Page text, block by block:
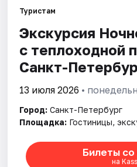
Города
Площадки
Артисты
Рейтинги
Туристам
Экскурсия
с теплоходной
Санкт-
13 июля 2026 •
Город: Санкт-Петербург
Площадка: Гостиницы,
Билеты
на